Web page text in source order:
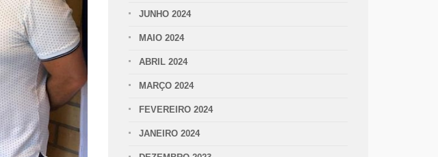
JUNHO 2024
MAIO 2024
ABRIL 2024
MARÇO 2024
FEVEREIRO 2024
JANEIRO 2024